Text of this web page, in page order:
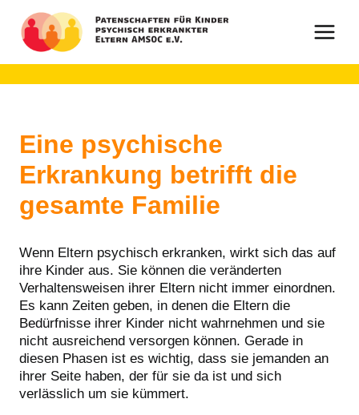
Inhalt
springen
Eine psychische
Erkrankung betrifft die
gesamte Familie
Wenn Eltern psychisch erkranken, wirkt sich das auf
ihre Kinder aus. Sie können die veränderten
Verhaltensweisen ihrer Eltern nicht immer einordnen.
Es kann Zeiten geben, in denen die Eltern die
Bedürfnisse ihrer Kinder nicht wahrnehmen und sie
nicht ausreichend versorgen können. Gerade in
diesen Phasen ist es wichtig, dass sie jemanden an
ihrer Seite haben, der für sie da ist und sich
verlässlich um sie kümmert.